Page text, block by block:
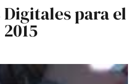
para el
2015